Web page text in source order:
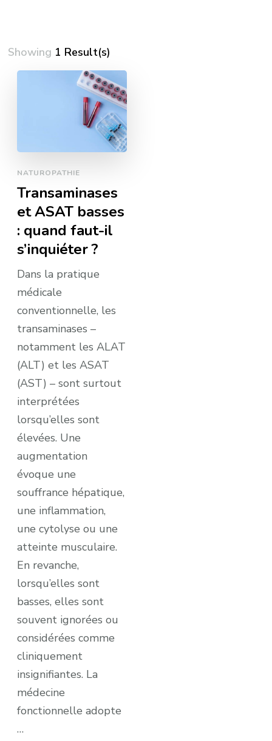
Showing 1 Result(s)
NATUROPATHIE
Transaminases
et ASAT basses
: quand faut-il
s’inquiéter ?
Dans la pratique
médicale
conventionnelle, les
transaminases –
notamment les ALAT
(ALT) et les ASAT
(AST) – sont surtout
interprétées
lorsqu’elles sont
élevées. Une
augmentation
évoque une
souffrance hépatique,
une inflammation,
une cytolyse ou une
atteinte musculaire.
En revanche,
lorsqu’elles sont
basses, elles sont
souvent ignorées ou
considérées comme
cliniquement
insignifiantes. La
médecine
fonctionnelle adopte
…